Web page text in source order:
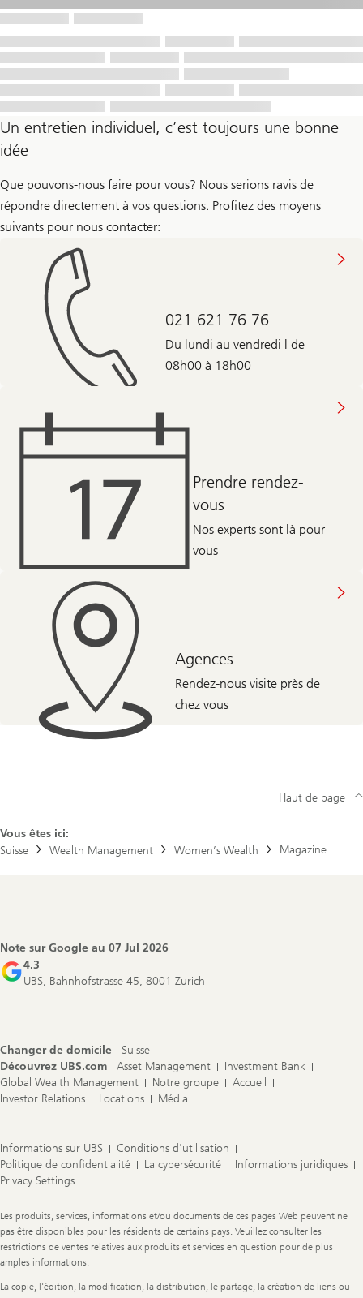
Un entretien individuel, c’est toujours une bonne
idée
Que pouvons-nous faire pour vous? Nous serions ravis de
répondre directement à vos questions. Profitez des moyens
suivants pour nous contacter:
021 621 76 76
Du lundi au vendredi | de
08h00 à 18h00
Prendre rendez-
vous
Nos experts sont là pour
vous
Agences
Rendez-nous visite près de
chez vous
Vous êtes ici:
Suisse
Wealth Management Women’s Wealth Magazine
Haut de page
Note sur Google au 07 Jul 2026
4.3
UBS, Bahnhofstrasse 45, 8001 Zurich
Changer de domicile
Suisse
Découvrez UBS.com
Asset Management
Investment Bank
Global Wealth Management
Notre groupe
Accueil
Investor Relations
Locations Média
Informations sur UBS
Conditions d'utilisation
Politique de confidentialité
La cybersécurité
Informations juridiques
Privacy Settings
Legal
Information
Les produits, services, informations et/ou documents de ces pages Web peuvent ne
pas être disponibles pour les résidents de certains pays. Veuillez consulter les
restrictions de ventes relatives aux produits et services en question pour de plus
amples informations.
La copie, l'édition, la modification, la distribution, le partage, la création de liens ou